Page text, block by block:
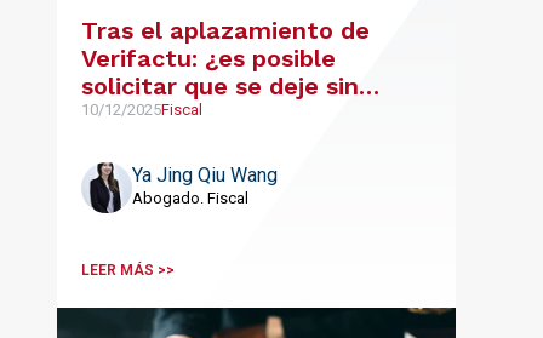
Tras el aplazamiento de
Verifactu: ¿es posible
solicitar que se deje sin
efectos la opción por el SII?
10/12/2025Fiscal
Ya Jing Qiu Wang
Abogado. Fiscal
LEER MÁS >>